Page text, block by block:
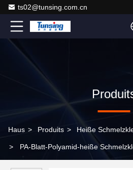
ts02@tunsing.com.cn
Haus > Produits > Heiße
> PA-Blatt-Polyamid-heiße